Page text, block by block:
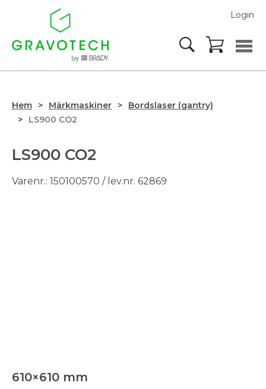
Login
Hem Märkmaskiner
Bordslaser (gantry)
LS900 CO2
LS900 CO2
Varenr.: 150100570 / lev.nr. 62869
610×610 mm